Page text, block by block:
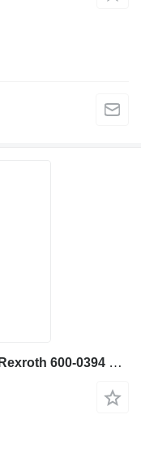
Caterpillar RH120 ekskavatör için Rexroth 600-0394 Hydraulikpumpe, 600-0395, 6000394, 6000395, CAT RH120, hidrolik pompa